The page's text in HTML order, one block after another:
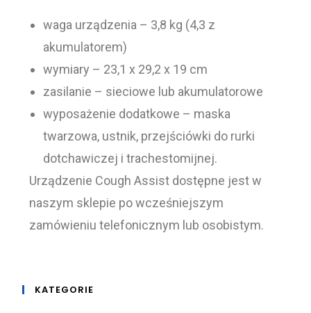
waga urządzenia – 3,8 kg (4,3 z
akumulatorem)
wymiary – 23,1 x 29,2 x 19 cm
zasilanie – sieciowe lub akumulatorowe
wyposażenie dodatkowe – maska
twarzowa, ustnik, przejściówki do rurki
dotchawiczej i trachestomijnej.
Urządzenie Cough Assist dostępne jest w
naszym sklepie po wcześniejszym
zamówieniu telefonicznym lub osobistym.
KATEGORIE